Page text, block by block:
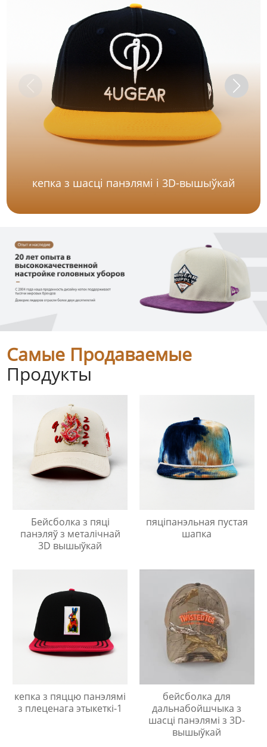
кепка з шасці панэлямі і 3D-вышыўкай
Самые Продаваемые
Продукты
Бейсболка з пяці
панэляў з металічнай
3D вышыўкай
пяціпанэльная пустая
шапка
кепка з пяццю панэлямі
з плеценага этыкеткі-1
бейсболка для
дальнабойшчыка з
шасці панэлямі з 3D-
вышыўкай